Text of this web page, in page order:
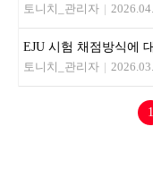
토니치_관리자 |
EJU 시험 채점방식에
토니치_관리자 |
1